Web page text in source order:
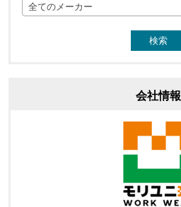
全てのメーカー
会社情報